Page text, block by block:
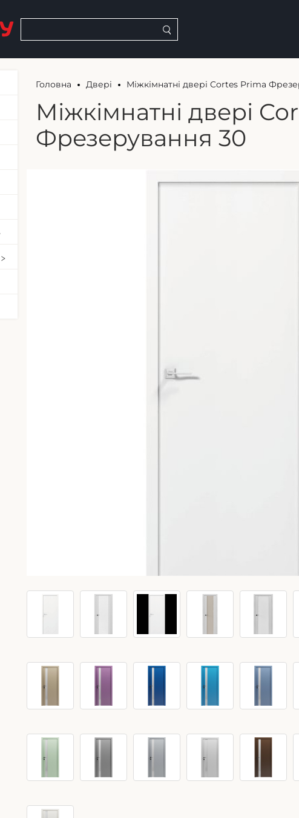
Головна Двері Міжкімнатні двері Cortes Prima
Міжкімнатні двері
Фрезерування 30